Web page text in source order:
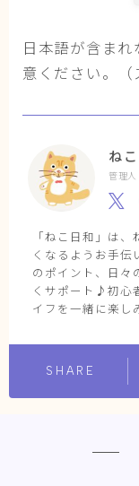
日本語が含ま
意ください。（
ね
管理人
「ねこ日和」は
くなるようお手伝
のポイント、日々
くサポート♪初心
イフを一緒に楽し
SHARE